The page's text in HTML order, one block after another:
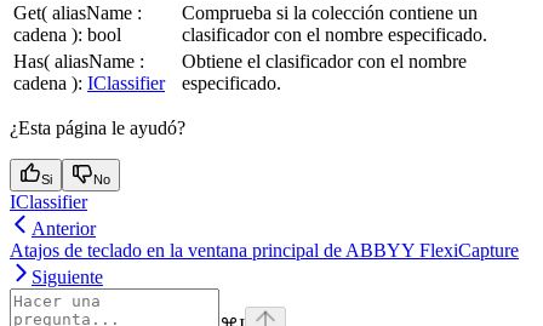
Get( aliasName :
cadena ): bool
Comprueba si la colección contiene un
clasificador con el nombre especificado.
Has( aliasName :
cadena ): IClassifier
Obtiene el clasificador con el nombre
especificado.
¿Esta página le ayudó?
Si No
IClassifier
Anterior
Atajos de teclado en la ventana principal de ABBYY FlexiCapture
Siguiente